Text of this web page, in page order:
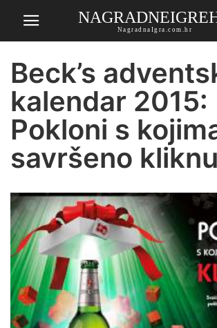
NagradnaIgra.com.hr
Beck’s
kalendar 2015:
Pokloni s
savršeno